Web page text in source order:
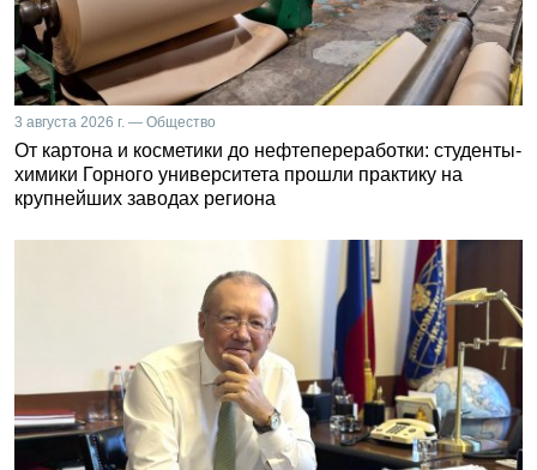
3 августа 2026 г. — Общество
От картона и косметики до нефтепереработки: студенты-
химики Горного университета прошли практику на
крупнейших заводах региона